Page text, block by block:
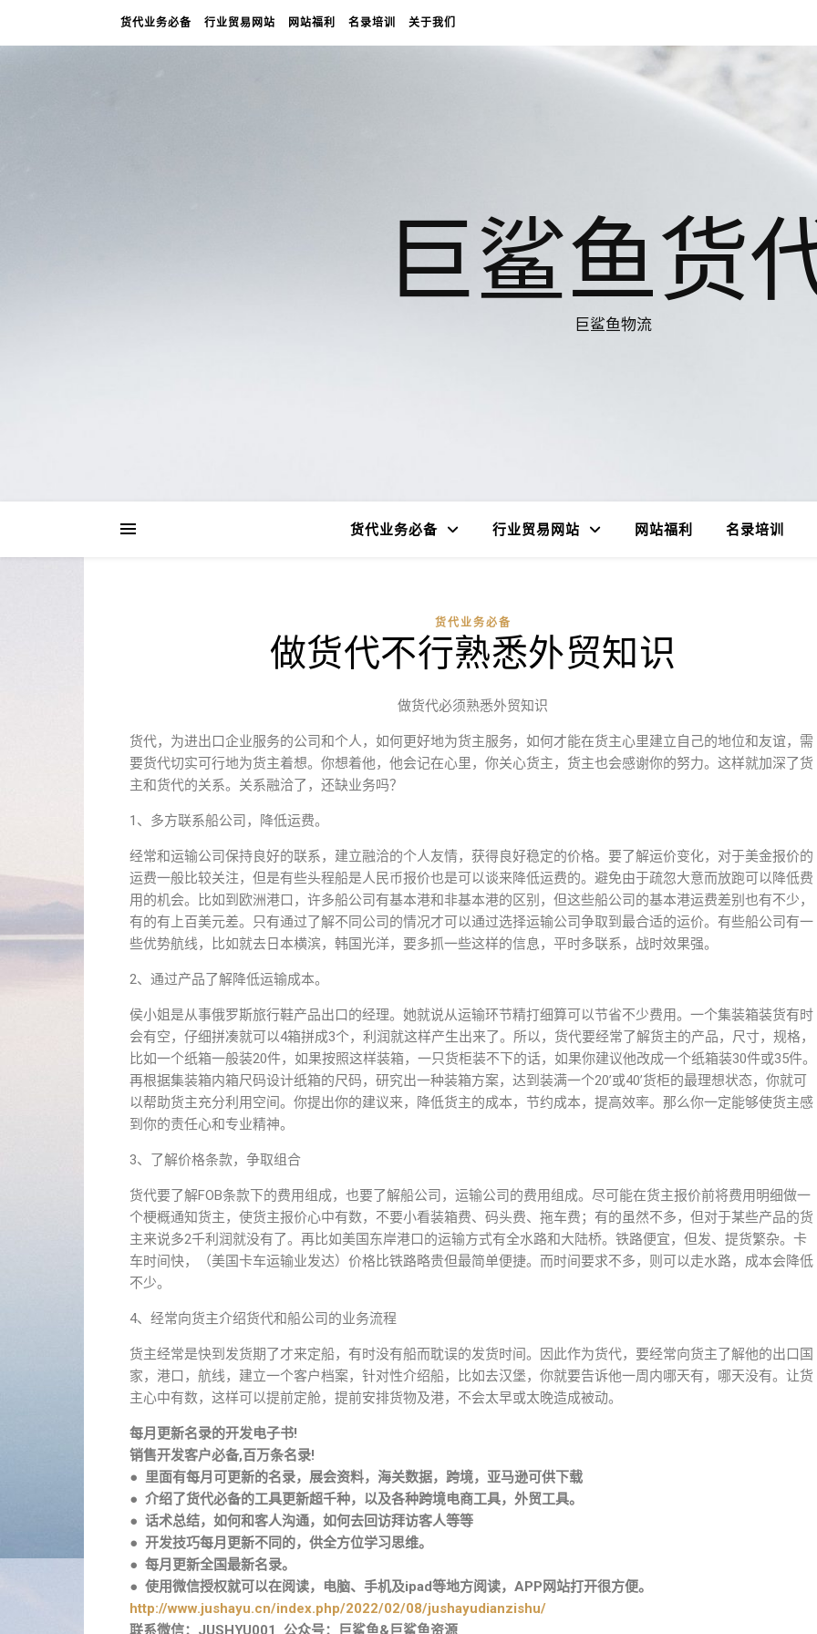
货代业务必备 行业贸易网站 网站福利 名录培训 关于我们
巨鲨鱼货
巨鲨鱼物流
货代业务必备 行业贸易网站 网站福利 名录培训
货代业务必备
做货代不行熟悉外贸知识
做货代必须熟悉外贸知识
货代，为进出⼝企业服务的公司和个⼈，如何更好地为货主服务，如何才能在货主⼼⾥建⽴⾃⼰的地位和友谊，需
要货代切实可⾏地为货主着想。你想着他，他会记在⼼⾥，你关⼼货主，货主也会感谢你的努⼒。这样就加深了货
主和货代的关系。关系融洽了，还缺业务吗？
1、多⽅联系船公司，降低运费。
经常和运输公司保持良好的联系，建⽴融洽的个⼈友情，获得良好稳定的价格。要了解运价变化，对于美⾦报价的
运费⼀般⽐较关注，但是有些头程船是⼈民币报价也是可以谈来降低运费的。避免由于疏忽⼤意⽽放跑可以降低费
⽤的机会。⽐如到欧洲港⼝，许多船公司有基本港和⾮基本港的区别，但这些船公司的基本港运费差别也有不少，
有的有上百美元差。只有通过了解不同公司的情况才可以通过选择运输公司争取到最合适的运价。有些船公司有⼀
些优势航线，⽐如就去⽇本横滨，韩国光洋，要多抓⼀些这样的信息，平时多联系，战时效果强。
2、通过产品了解降低运输成本。
侯⼩姐是从事俄罗斯旅⾏鞋产品出⼝的经理。她就说从运输环节精打细算可以节省不少费⽤。⼀个集装箱装货有时
会有空，仔细拼凑就可以4箱拼成3个，利润就这样产⽣出来了。所以，货代要经常了解货主的产品，尺⼨，规格，
⽐如⼀个纸箱⼀般装20件，如果按照这样装箱，⼀只货柜装不下的话，如果你建议他改成⼀个纸箱装30件或35件。
再根据集装箱内箱尺码设计纸箱的尺码，研究出⼀种装箱⽅案，达到装满⼀个20’或40’货柜的最理想状态，你就可
以帮助货主充分利⽤空间。你提出你的建议来，降低货主的成本，节约成本，提⾼效率。那么你⼀定能够使货主感
到你的责任⼼和专业精神。
3、了解价格条款，争取组合
货代要了解FOB条款下的费⽤组成，也要了解船公司，运输公司的费⽤组成。尽可能在货主报价前将费⽤明细做⼀
个梗概通知货主，使货主报价⼼中有数，不要⼩看装箱费、码头费、拖车费；有的虽然不多，但对于某些产品的货
主来说多2千利润就没有了。再⽐如美国东岸港⼝的运输⽅式有全⽔路和⼤陆桥。铁路便宜，但发、提货繁杂。卡
车时间快，（美国卡车运输业发达）价格⽐铁路略贵但最简单便捷。⽽时间要求不多，则可以⾛⽔路，成本会降低
不少。
4、经常向货主介绍货代和船公司的业务流程
货主经常是快到发货期了才来定船，有时没有船⽽耽误的发货时间。因此作为货代，要经常向货主了解他的出⼝国
家，港⼝，航线，建⽴⼀个客户档案，针对性介绍船，⽐如去汉堡，你就要告诉他⼀周内哪天有，哪天没有。让货
主⼼中有数，这样可以提前定舱，提前安排货物及港，不会太早或太晚造成被动。
每月更新名录的开发电子书!
销售开发客户必备,百万条名录!
● 里面有每月可更新的名录，展会资料，海关数据，跨境，亚马逊可供下载
● 介绍了货代必备的工具更新超千种，以及各种跨境电商工具，外贸工具。
● 话术总结，如何和客人沟通，如何去回访拜访客人等等
● 开发技巧每月更新不同的，供全方位学习思维。
● 每月更新全国最新名录。
● 使用微信授权就可以在阅读，电脑、手机及ipad等地方阅读，APP网站打开很方便。
http://www.jushayu.cn/index.php/2022/02/08/jushayudianzishu/
联系微信：JUSHYU001 公众号：巨鲨鱼&巨鲨鱼资源